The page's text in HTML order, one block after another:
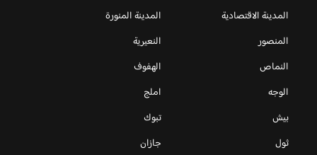
المدينة الاقتصادية
المدينة المنورة
المنصور
النعيرية
النماص
الهفوف
الوجه
املج
بيش
تبوك
ثول
جازان